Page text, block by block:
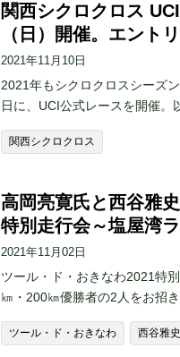
関西シクロクロス
（日）開催。エント
2021年11月10日
2021年もシクロクロスシーズ
日に、UCI公式レースを開催。
関西シクロクロス
高岡亮寛氏と西谷雅
特別走行会～塩屋湾
2021年11月02日
ツール・ド・おきなわ2021特
㎞・200㎞優勝者の2人をお招
ツール・ド・おきなわ 西谷雅史